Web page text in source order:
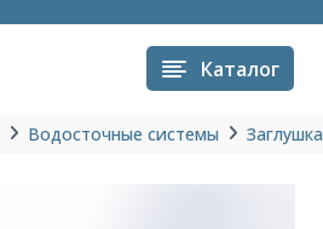
Каталог
Водосточные системы